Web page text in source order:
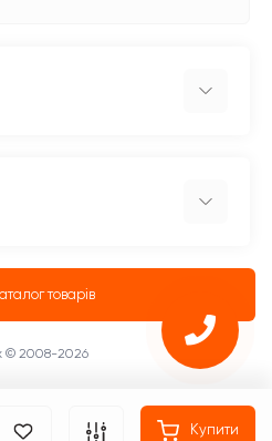
Купити
товарів
© 2008-2026